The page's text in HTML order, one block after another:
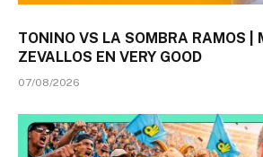
TONINO VS LA SOMBRA RAMOS |
ZEVALLOS EN VERY GOOD
07/08/2026